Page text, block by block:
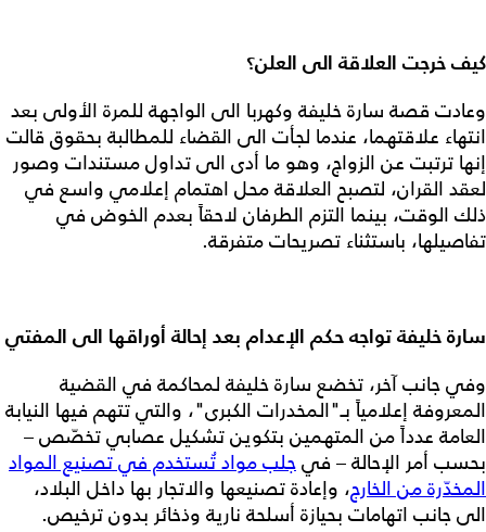
كيف خرجت العلاقة الى العلن؟
وعادت قصة سارة خليفة وكهربا الى الواجهة للمرة الأولى بعد
انتهاء علاقتهما، عندما لجأت الى القضاء للمطالبة بحقوق قالت
إنها ترتبت عن الزواج، وهو ما أدى الى تداول مستندات وصور
لعقد القران، لتصبح العلاقة محل اهتمام إعلامي واسع في
ذلك الوقت، بينما التزم الطرفان لاحقاً بعدم الخوض في
تفاصيلها، باستثناء تصريحات متفرقة.
سارة خليفة تواجه حكم الإعدام بعد إحالة أوراقها الى المفتي
وفي جانب آخر، تخضع سارة خليفة لمحاكمة في القضية
المعروفة إعلامياً بـ"المخدرات الكبرى"، والتي تتهم فيها النيابة
العامة عدداً من المتهمين بتكوين تشكيل عصابي تخصّص –
بحسب أمر الإحالة – فيجلب مواد تُستخدم في تصنيع المواد
المخدّرة من الخارج، وإعادة تصنيعها والاتجار بها داخل البلاد،
الى جانب اتهامات بحيازة أسلحة نارية وذخائر بدون ترخيص.